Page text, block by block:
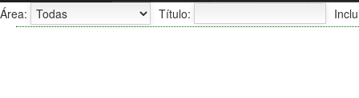
Área:
Título: